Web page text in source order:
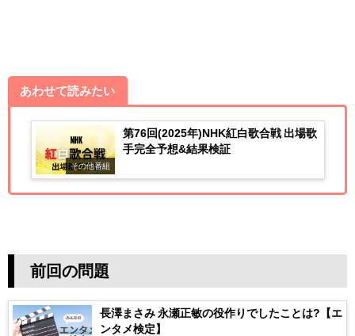
あわせて読みたい
その他番組
第76回(2025年)NHK紅白歌合戦 出場歌
手完全予想&結果検証
前回の問題
長澤まさみ 永瀬正敏の役作りでしたことは?【エ
ンタメ検定】